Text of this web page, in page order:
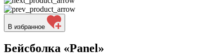
В избранное
Бейсболка «Panel»